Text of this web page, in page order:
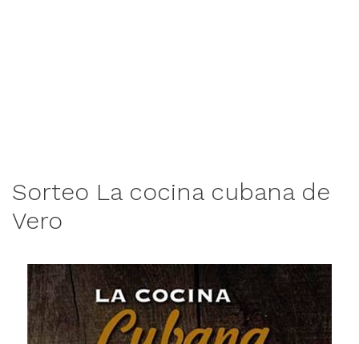
Sorteo La cocina cubana de
Vero